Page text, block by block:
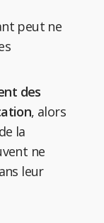
peut ne
des
, alors
la
ne
leur